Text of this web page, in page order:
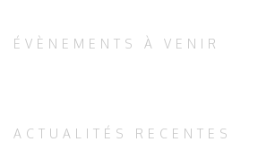
ÉVÈNEMENTS À VENIR
ACTUALITÉS RECENTES